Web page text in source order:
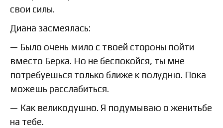
свои силы.
Диана засмеялась:
— Было очень мило с твоей стороны пойти
вместо Берка. Но не беспокойся, ты мне
потребуешься только ближе к полудню. Пока
можешь расслабиться.
— Как великодушно. Я подумываю о женитьбе
на тебе.